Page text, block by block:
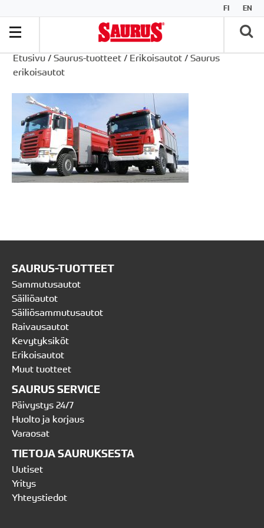
FI EN
Etusivu / Saurus-tuotteet / Erikoisautot / Saurus
erikoisautot
SAURUS-TUOTTEET
Sammutusautot
Säiliöautot
Säiliösammutusautot
Raivausautot
Kevytyksiköt
Erikoisautot
Muut tuotteet
SAURUS SERVICE
Päivystys 24/7
Huolto ja korjaus
Varaosat
TIETOJA SAURUKSESTA
Uutiset
Yritys
Yhteystiedot